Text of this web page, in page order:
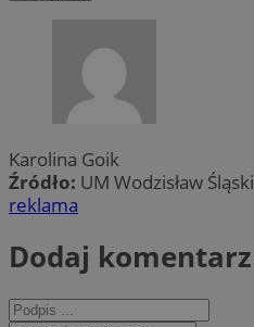
Karolina Goik
Źródło: UM Wodzisław Śląski
reklama
Dodaj komentarz